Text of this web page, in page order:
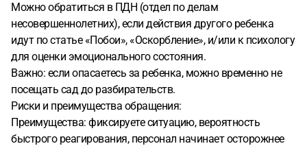
Можно обратитьcя в ПДН (отдел по делам
несовершеннолетних), если действия другого ребенка
идут по статье «Побои», «Оскорбление», и/или к психологу
для оценки эмоционального состояния.
Важно: если опасаетесь за ребенка, можно временно не
посещать сад до разбирательств.
Риски и преимущества обращения:
Преимущества: фиксируете ситуацию, вероятность
быстрого реагирования, персонал начинает осторожнее